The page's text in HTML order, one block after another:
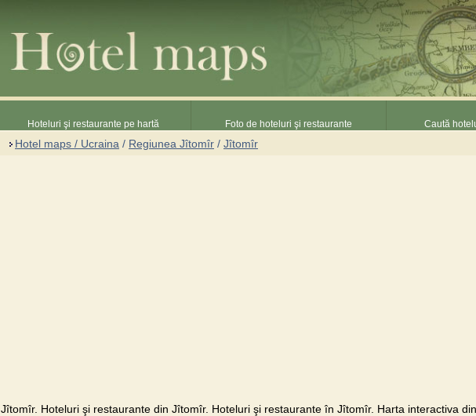
Hoteluri şi restaurante pe hartă Foto de hoteluri şi restaurante Caută
Hotel maps / Ucraina / Regiunea Jîtomîr / Jîtomîr
Jîtomîr. Hoteluri şi restaurante din Jîtomîr. Hoteluri şi restaurante în Jîtomîr. Harta interactiva